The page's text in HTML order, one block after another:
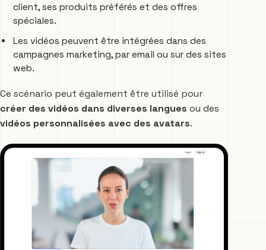
client, ses produits préférés et des offres
spéciales.
Les vidéos peuvent être intégrées dans des
campagnes marketing, par email ou sur des sites
web.
Ce scénario peut également être utilisé pour
créer des vidéos dans diverses langues ou des
vidéos personnalisées avec des avatars.